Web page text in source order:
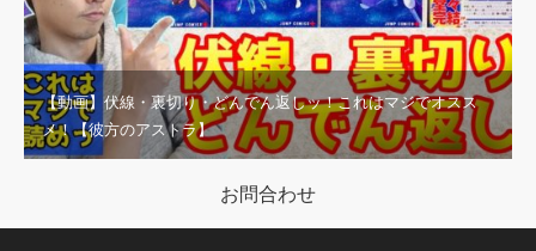
【動画】伏線・裏切り・どんでん返しッ！これはマジでオスス
メ！【彼方のアストラ】
お問合わせ